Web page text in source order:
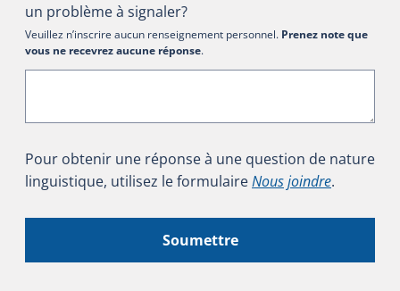
un problème à signaler?
Veuillez n’inscrire aucun renseignement personnel. Prenez note que
vous ne recevrez aucune réponse.
Pour obtenir une réponse à une question de nature
linguistique, utilisez le formulaireNous joindre.
Soumettre